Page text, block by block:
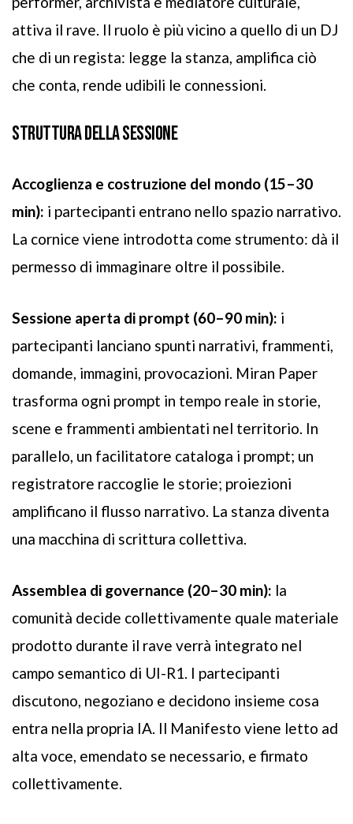
attiva il rave. Il ruolo è più vicino a quello di un DJ
che di un regista: legge la stanza, amplifica ciò
che conta, rende udibili le connessioni.
STRUTTURA DELLA SESSIONE
Accoglienza e costruzione del mondo (15–30
min): i partecipanti entrano nello spazio narrativo.
La cornice viene introdotta come strumento: dà il
permesso di immaginare oltre il possibile.
Sessione aperta di prompt (60–90 min): i
partecipanti lanciano spunti narrativi, frammenti,
domande, immagini, provocazioni. Miran Paper
trasforma ogni prompt in tempo reale in storie,
scene e frammenti ambientati nel territorio. In
parallelo, un facilitatore cataloga i prompt; un
registratore raccoglie le storie; proiezioni
amplificano il flusso narrativo. La stanza diventa
una macchina di scrittura collettiva.
Assemblea di governance (20–30 min): la
comunità decide collettivamente quale materiale
prodotto durante il rave verrà integrato nel
campo semantico di UI-R1. I partecipanti
discutono, negoziano e decidono insieme cosa
entra nella propria IA. Il Manifesto viene letto ad
alta voce, emendato se necessario, e firmato
collettivamente.